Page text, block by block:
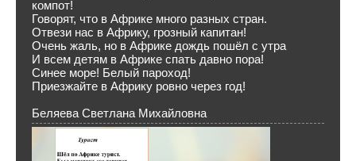
компот!
Говорят, что в Африке много разных стран.
Отвези нас в Африку, грозный капитан!
Очень жаль, но в Африке дождь пошёл с утра
И всем детям в Африке спать давно пора!
Синее море! Белый пароход!
Приезжайте в Африку ровно через год!
Беляева Светлана Михайловна